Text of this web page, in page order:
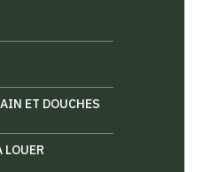
ET DOUCHES
LOUER